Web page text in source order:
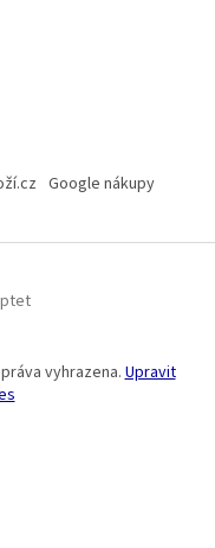
Google nákupy
vyhrazena. Upravit